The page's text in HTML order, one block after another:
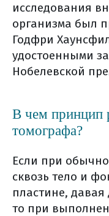
исследования
организма был
Годфри
удостоенными
Нобелевской
В чем принцип
томографа?
Если при
сквозь тело и
пластине,
то при